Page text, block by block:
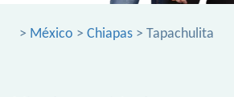
> México > Chiapas > Tapachulita